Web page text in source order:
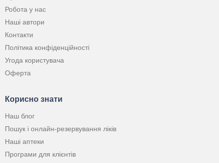
Робота у нас
Наші автори
Контакти
Політика конфіденційності
Угода користувача
Оферта
Корисно знати
Наш блог
Пошук і онлайн-резервування ліків
Наші аптеки
Програми для клієнтів